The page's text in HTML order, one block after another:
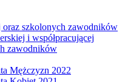
oraz szkolonych zawodników
i współpracującej
zawodników
Mężczyzn 2022